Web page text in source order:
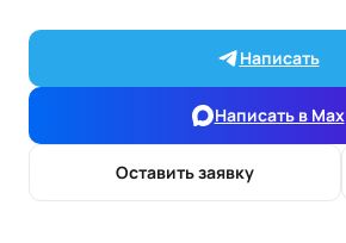
Написать
Написать в Max
Оставить заявку